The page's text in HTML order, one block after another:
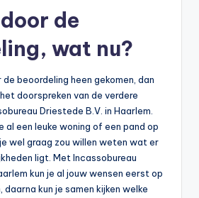
de
wat nu?
beoordeling heen gekomen, dan
doorspreken van de verdere
Driestede B.V. in Haarlem.
al een leuke woning of een pand op
wel graag zou willen weten wat er
ligt. Met Incassobureau
kun je al jouw wensen eerst op
kun je samen kijken welke